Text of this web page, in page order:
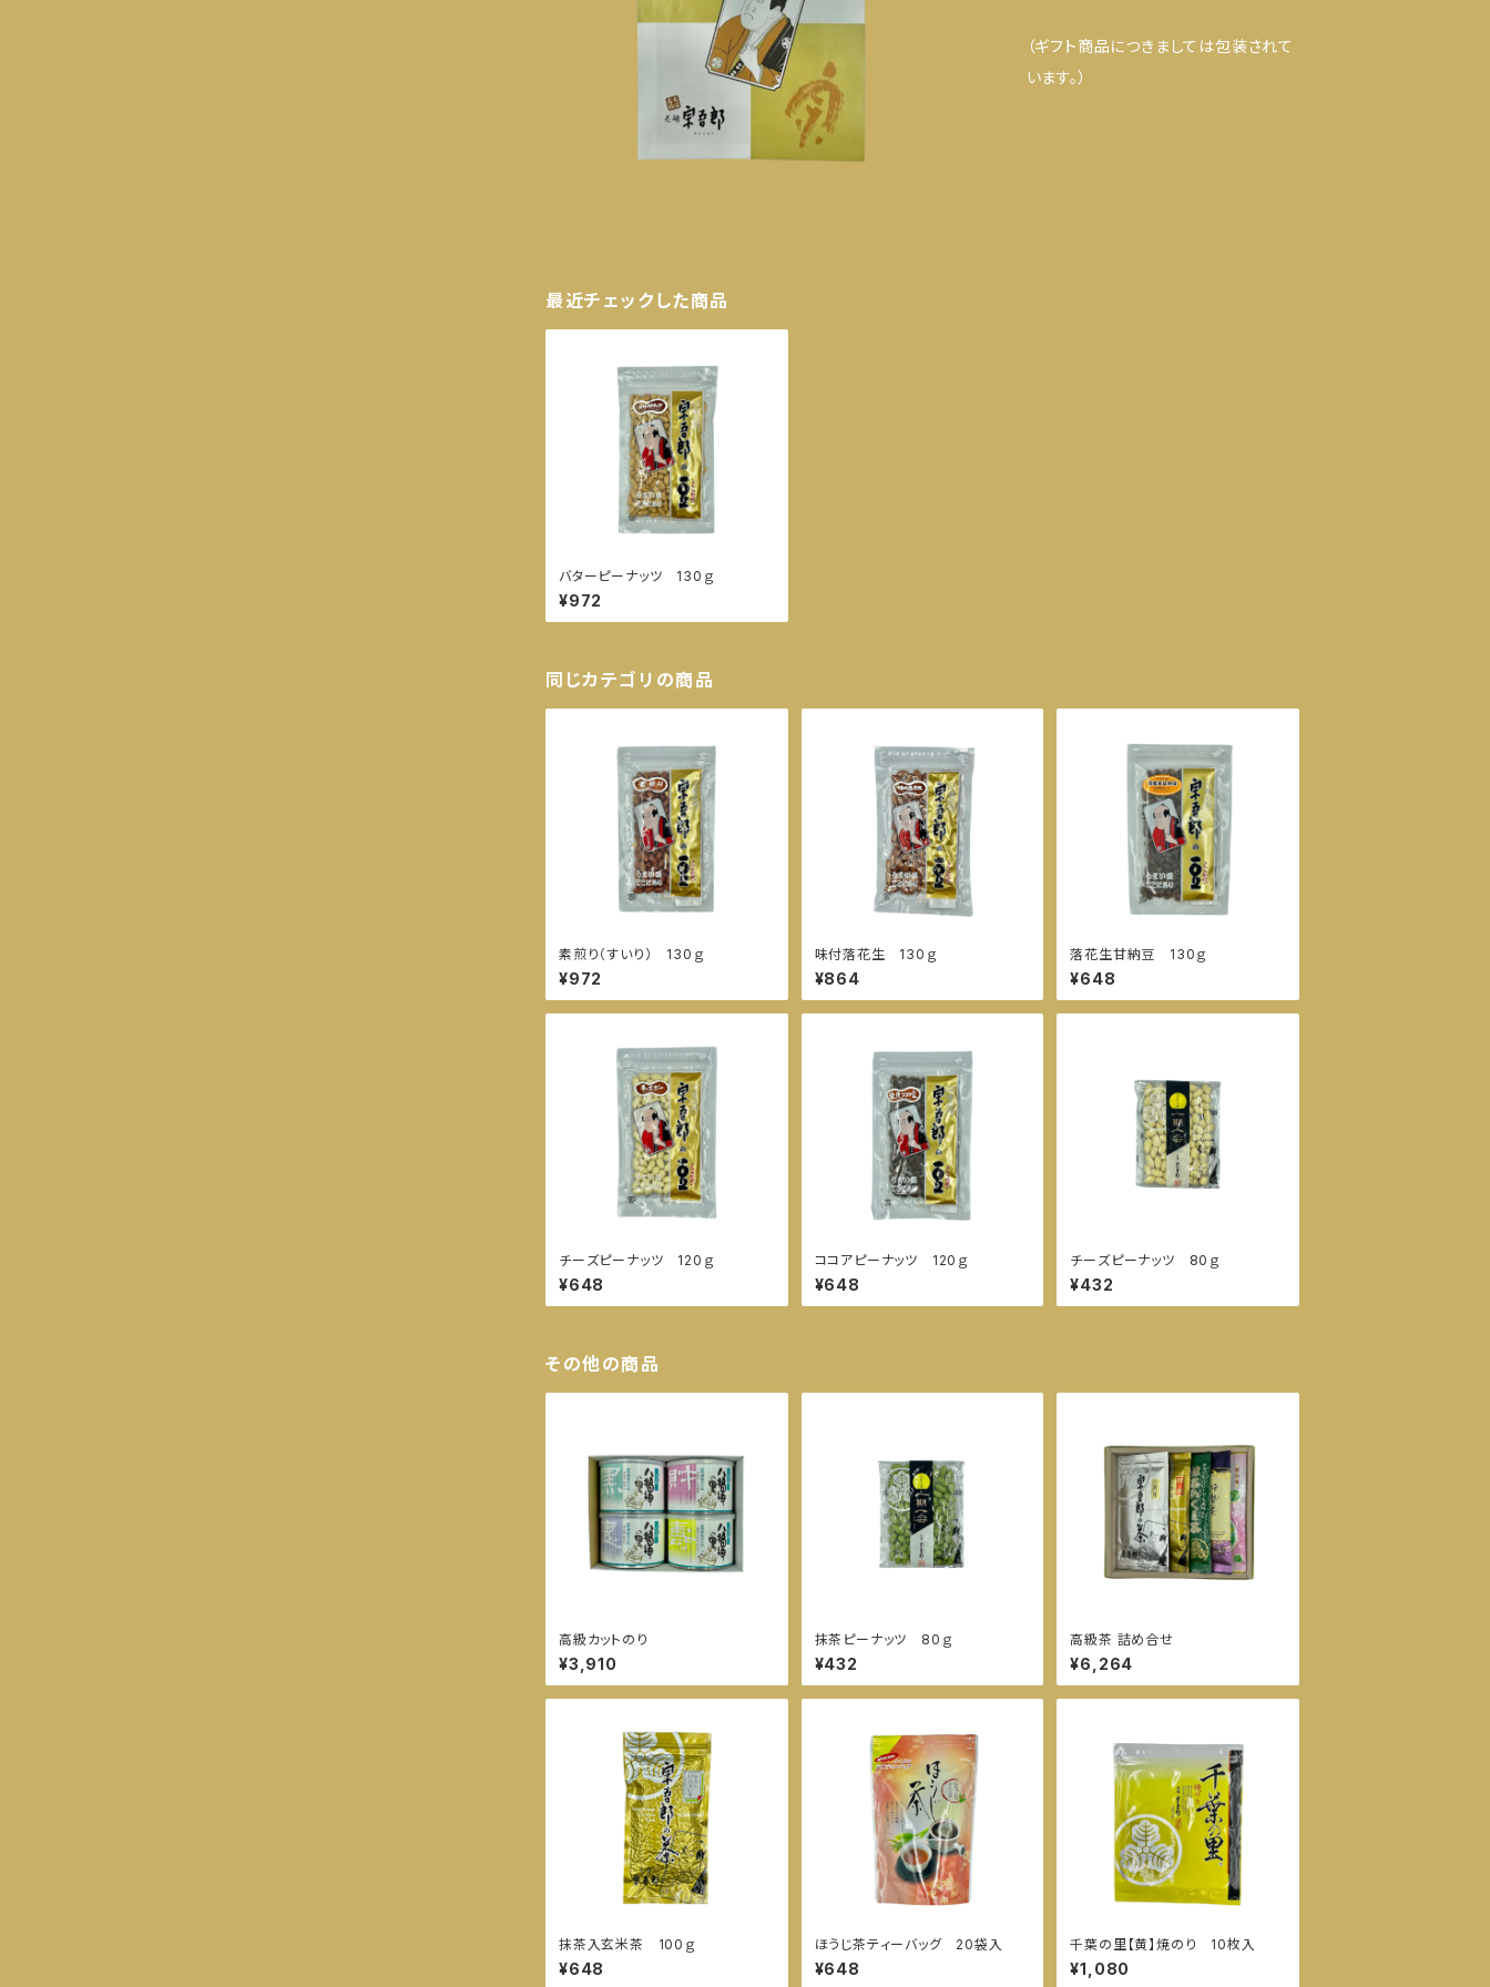
（ギフト商品につきましては包装されて
います。）
最近チェックした商品
バターピーナッツ 130ｇ
¥972
同じカテゴリの商品
素煎り（すいり） 130ｇ
¥972
味付落花生 130ｇ
¥864
落花生甘納豆 130ｇ
¥648
チーズピーナッツ 120ｇ
¥648
ココアピーナッツ 120ｇ
¥648
チーズピーナッツ 80ｇ
¥432
その他の商品
高級カットのり
¥3,910
抹茶ピーナッツ 80ｇ
¥432
高級茶 詰め合せ
¥6,264
抹茶入玄米茶 100ｇ
¥648
ほうじ茶ティーバッグ 20袋入
¥648
千葉の里【黄】焼のり 10枚入
¥1,080